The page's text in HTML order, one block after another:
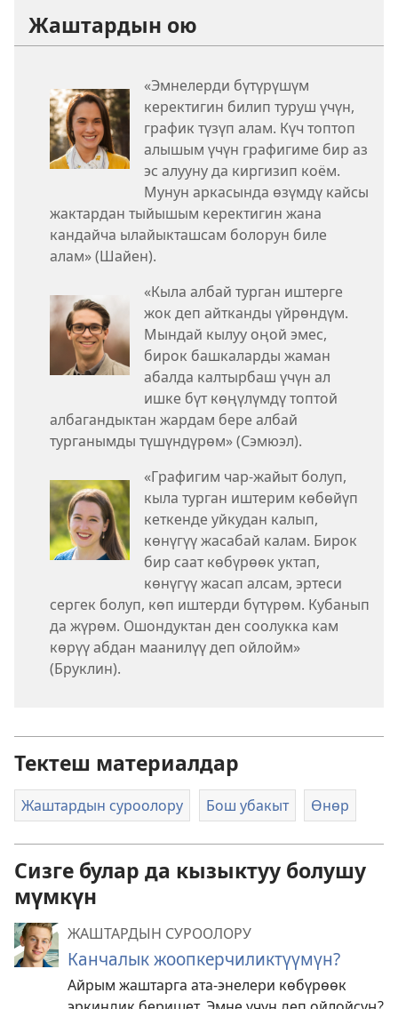
Жаштардын ою
«Эмнелерди бүтүрүшүм
керектигин билип туруш үчүн,
график түзүп алам. Күч топтоп
алышым үчүн графигиме бир аз
эс алууну да киргизип коём.
Мунун аркасында өзүмдү кайсы
жактардан тыйышым керектигин жана
кандайча ылайыкташсам болорун биле
алам» (Шайен).
«Кыла албай турган иштерге
жок деп айтканды үйрөндүм.
Мындай кылуу оңой эмес,
бирок башкаларды жаман
абалда калтырбаш үчүн ал
ишке бүт көңүлүмдү топтой
албагандыктан жардам бере албай
турганымды түшүндүрөм» (Сэмюэл).
«Графигим чар-жайыт болуп,
кыла турган иштерим көбөйүп
кеткенде уйкудан калып,
көнүгүү жасабай калам. Бирок
бир саат көбүрөөк уктап,
көнүгүү жасап алсам, эртеси
сергек болуп, көп иштерди бүтүрөм. Кубанып
да жүрөм. Ошондуктан ден соолукка кам
көрүү абдан маанилүү деп ойлойм»
(Бруклин).
Тектеш материалдар
Жаштардын суроолору Бош убакыт Өнөр
Сизге булар да кызыктуу болушу
мүмкүн
ЖАШТАРДЫН СУРООЛОРУ
Канчалык жоопкерчиликтүүмүн?
Айрым жаштарга ата-энелери көбүрөөк